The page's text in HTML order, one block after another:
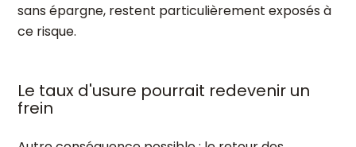
sans épargne, restent particulièrement exposés à
ce risque.
Le taux d'usure pourrait redevenir un
frein